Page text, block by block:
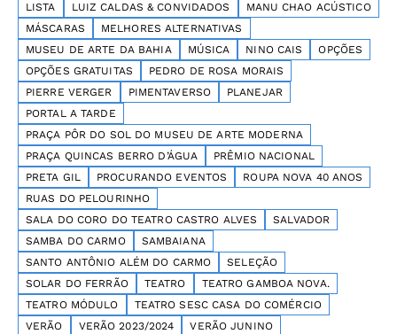
LISTA
LUIZ CALDAS & CONVIDADOS
MANU CHAO ACÚSTICO
MÁSCARAS
MELHORES ALTERNATIVAS
MUSEU DE ARTE DA BAHIA
MÚSICA NINO CAIS
OPÇÕES
OPÇÕES GRATUITAS
PEDRO DE ROSA MORAIS
PIERRE VERGER
PIMENTAVERSO
PLANEJAR
PORTAL A TARDE
PRAÇA PÔR DO SOL DO MUSEU DE ARTE MODERNA
PRAÇA QUINCAS BERRO D’ÁGUA
PRÊMIO NACIONAL
PRETA GIL
PROCURANDO EVENTOS
ROUPA NOVA 40 ANOS
RUAS DO PELOURINHO
SALA DO CORO DO TEATRO CASTRO ALVES
SALVADOR
SAMBA DO CARMO
SAMBAIANA
SANTO ANTÔNIO ALÉM DO CARMO
SELEÇÃO
SOLAR DO FERRÃO
TEATRO
TEATRO GAMBOA NOVA.
TEATRO MÓDULO
TEATRO SESC CASA DO COMÉRCIO
VERÃO
VERÃO 2023/2024 VERÃO JUNINO